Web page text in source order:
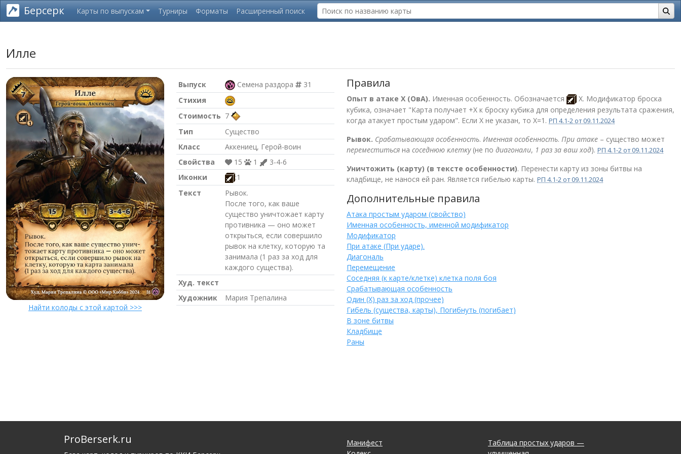
Берсерк Карты по выпускам Турниры Форматы Расширенный поиск
Илле
Найти колоды с этой картой >>>
Выпуск Семена раздора
31
Стихия
Стоимость 7
Тип
Существо
Класс
Аккениец, Герой-воин
Свойства
15 1
3-4-6
Иконки
:1
Текст
Рывок.
После того, как ваше
существо уничтожает карту
противника — оно может
открыться, если совершило
рывок на клетку, которую та
занимала (1 раз за ход для
каждого существа).
Худ. текст
Художник
Мария Трепалина
Правила
Опыт в атаке Х (ОвА). Именная особенность. Обозначается
X. Модификатор броска
кубика, означает "Карта получает +X к броску кубика для определения результата сражения,
когда атакует простым ударом". Если X не указан, то Х=1. РП 4.1-2 от 09.11.2024
Рывок. Срабатывающая особенность. Именная особенность. При атаке – существо может
переместиться на соседнюю клетку(не по диагонали, 1 раз за ваш ход). РП 4.1-2 от 09.11.2024
Уничтожить (карту) (в тексте особенности). Перенести карту из зоны битвы на
кладбище, не нанося ей ран. Является гибелью карты. РП 4.1-2 от 09.11.2024
Дополнительные правила
Атака простым ударом (свойство)
Именная особенность, именной модификатор
Модификатор
При атаке (При ударе).
Диагональ
Перемещение
Соседняя (к карте/клетке) клетка поля боя
Срабатывающая особенность
Один (Х) раз за ход (прочее)
Гибель (существа, карты), Погибнуть (погибает)
В зоне битвы
Кладбище
Раны
ProBerserk.ru
Манифест
Таблица простых ударов —